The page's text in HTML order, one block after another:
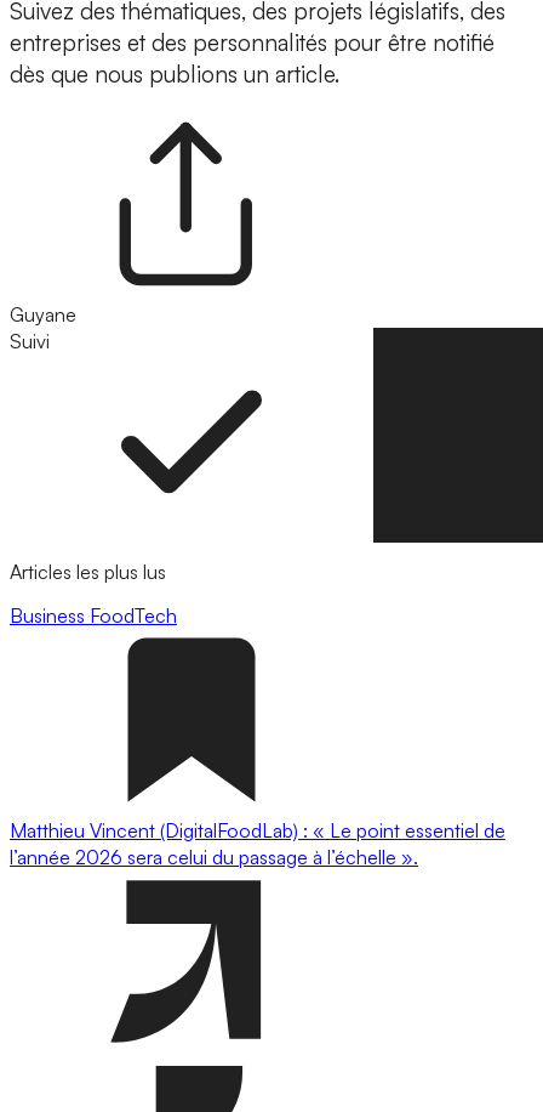
Suivez des thématiques, des projets législatifs, des
entreprises et des personnalités pour être notifié
dès que nous publions un article.
Guyane
Suivi
Articles les plus lus
Business FoodTech
Matthieu Vincent (DigitalFoodLab) : « Le point essentiel de
l’année 2026 sera celui du passage à l’échelle ».